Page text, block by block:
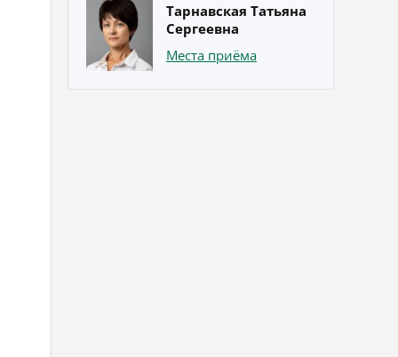
Тарнавская Татьяна
Сергеевна
Места приёма